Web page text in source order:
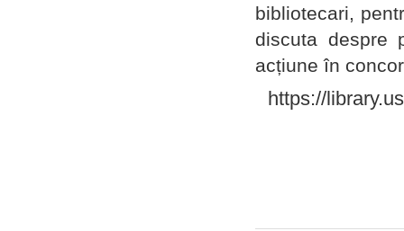
bibliotecari,
discuta despre
acțiune în
https://